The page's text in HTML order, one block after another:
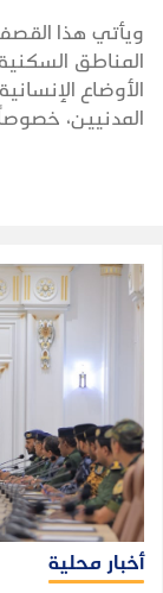
ويأتي هذا
المناطق
الأوضاع
المدنيين،
أخبار محلية